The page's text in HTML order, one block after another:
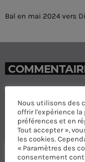
Bal en mai 2024 vers
Laisser une
Vous devez être
Connectez-vous
Nous utilisons des
offrir l'expérience
préférences et en
Tout accepter »,
les cookies.
« Paramètres des
consentement